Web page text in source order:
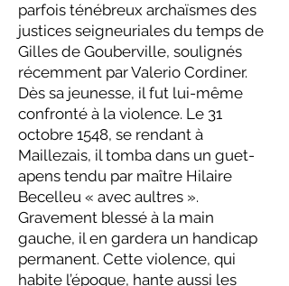
parfois ténébreux archaïsmes des
justices seigneuriales du temps de
Gilles de Gouberville, soulignés
récemment par Valerio Cordiner.
Dès sa jeunesse, il fut lui-même
confronté à la violence. Le 31
octobre 1548, se rendant à
Maillezais, il tomba dans un guet-
apens tendu par maître Hilaire
Becelleu « avec aultres ».
Gravement blessé à la main
gauche, il en gardera un handicap
permanent. Cette violence, qui
habite l’époque, hante aussi les